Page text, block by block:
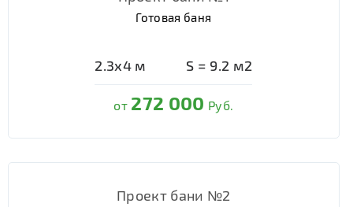
Готовая баня
2.3х4м S = 9.2 м2
от 272 000 Руб.
Проект бани №2